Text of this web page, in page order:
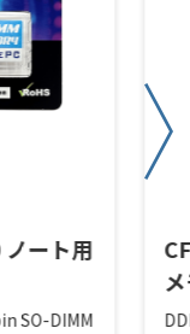
ート用
SO-DIMM